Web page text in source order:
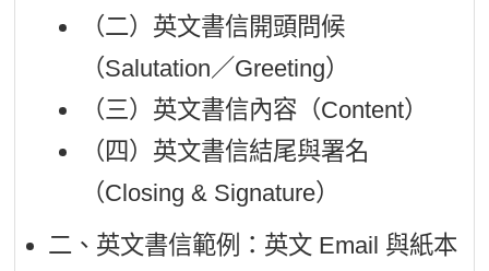
（二）英文書信開頭問候
（Salutation／Greeting）
（三）英文書信內容（Content）
（四）英文書信結尾與署名
（Closing & Signature）
二、英文書信範例：英文 Email 與紙本